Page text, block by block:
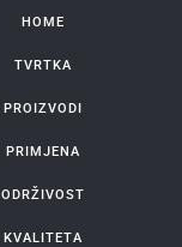
HOME
TVRTKA
PROIZVODI
PRIMJENA
ODRŽIVOST
KVALITETA